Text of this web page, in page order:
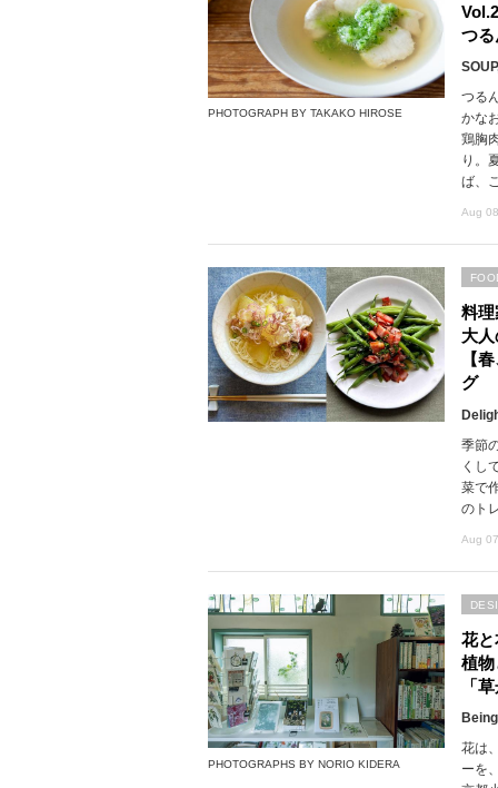
PHOTOGRAPH BY TAKAKO HIROSE
つ
つる
かな
鶏胸
り。
ば、
Aug
料
大
【
グ
季節
くし
菜で
のト
Aug
PHOTOGRAPHS BY NORIO KIDERA
花
植
「
花は
ーを